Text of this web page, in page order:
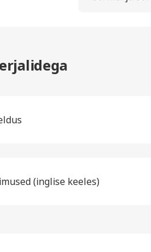
(inglise keeles)